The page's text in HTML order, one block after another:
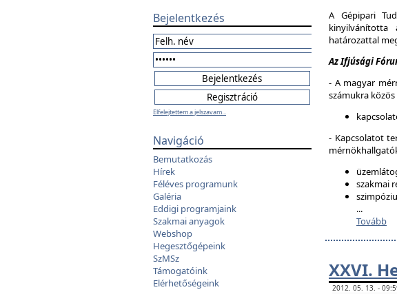
Bejelentkezés
Elfelejtettem a jelszavam...
Navigáció
Bemutatkozás
Hírek
Féléves programunk
Galéria
Eddigi programjaink
Szakmai anyagok
Webshop
Hegesztőgépeink
SzMSz
Támogatóink
Elérhetőségeink
A Gépipari
kinyilvánította
határozattal
Az Ifjúsági
- A magyar
számukra
- Kapcsolatot
szakmai
...
Tovább
XXVI.
2012. 05. 13. -